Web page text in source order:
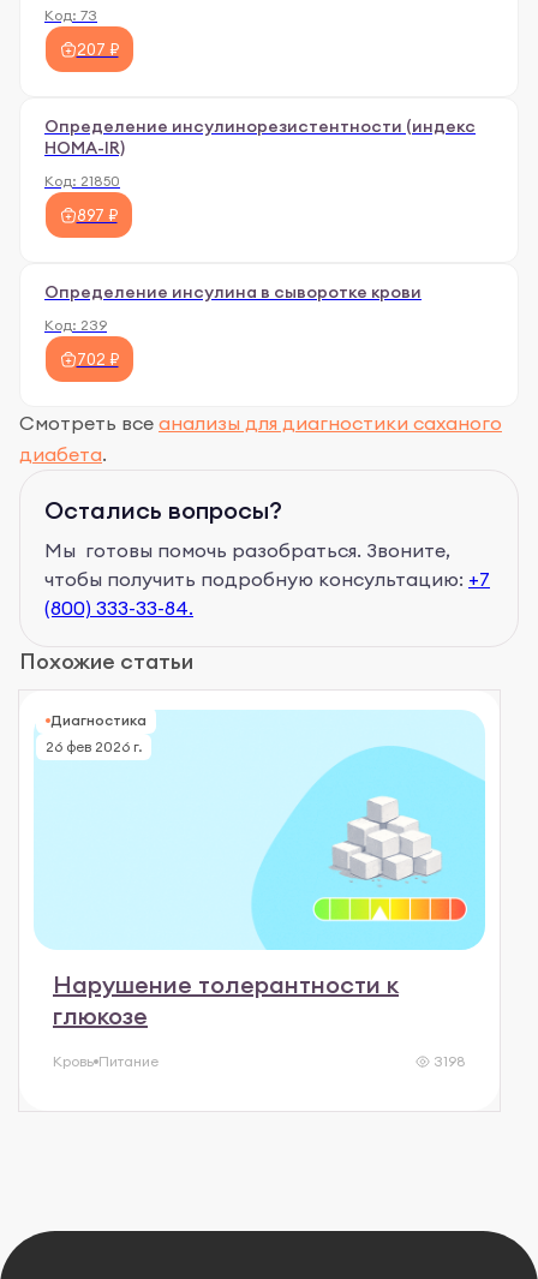
Код: 73
207 ₽
Определение инсулинорезистентности (индекс
HOMA-IR)
Код: 21850
897 ₽
Определение инсулина в сыворотке крови
Код: 239
702 ₽
Смотреть все анализы для диагностики саханого
диабета.
Остались вопросы?
Мы готовы помочь разобраться. Звоните,
чтобы получить подробную консультацию: +7
(800) 333-33-84.
Похожие статьи
Диагностика
26 фев 2026 г.
Нарушение толерантности к
глюкозе
Кровь Питание 3198